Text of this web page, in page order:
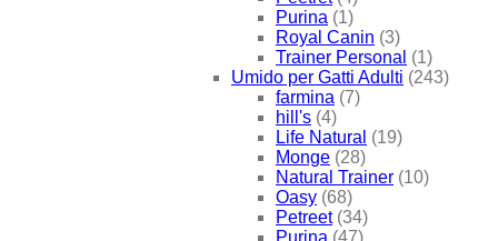
Purina (1)
Royal Canin (3)
Trainer Personal (1)
Umido per Gatti Adulti (243)
farmina (7)
hill's (4)
Life Natural (19)
Monge (28)
Natural Trainer (10)
Oasy (68)
Petreet (34)
Purina (47)